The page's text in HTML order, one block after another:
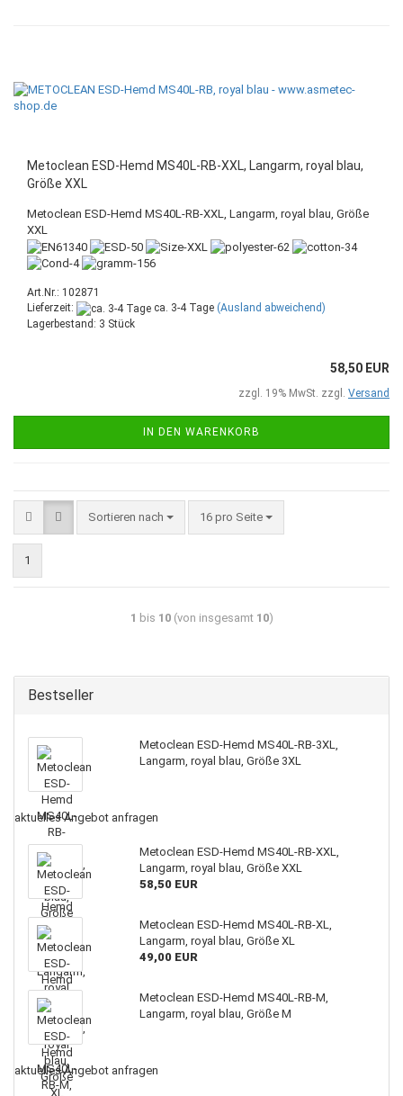
Metoclean ESD-Hemd MS40L-RB-XXL, Langarm, royal blau,
Größe XXL
Metoclean ESD-Hemd MS40L-RB-XXL, Langarm, royal blau, Größe
XXL
Art.Nr.: 102871
Lieferzeit:
ca. 3-4 Tage (Ausland abweichend)
Lagerbestand: 3 Stück
58,50 EUR
zzgl. 19% MwSt. zzgl. Versand
IN DEN WARENKORB
Sortieren nach 16 pro Seite
1
1 bis 10(von insgesamt 10)
Bestseller
Metoclean ESD-Hemd MS40L-RB-3XL,
Langarm, royal blau, Größe 3XL
aktuelles Angebot anfragen
Metoclean ESD-Hemd MS40L-RB-XXL,
Langarm, royal blau, Größe XXL
58,50 EUR
Metoclean ESD-Hemd MS40L-RB-XL,
Langarm, royal blau, Größe XL
49,00 EUR
Metoclean ESD-Hemd MS40L-RB-M,
Langarm, royal blau, Größe M
aktuelles Angebot anfragen